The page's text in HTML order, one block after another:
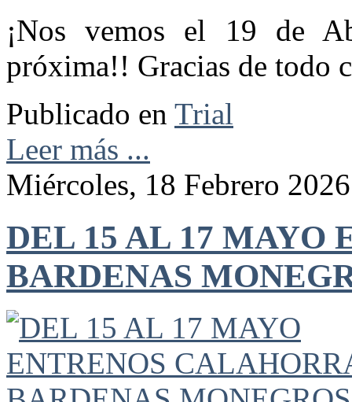
¡Nos vemos el 19 de
próxima!! Gracias de todo
Publicado en Trial
Leer más ...
Miércoles, 18 Febrero
DEL 15 AL 17 MAYO
BARDENAS